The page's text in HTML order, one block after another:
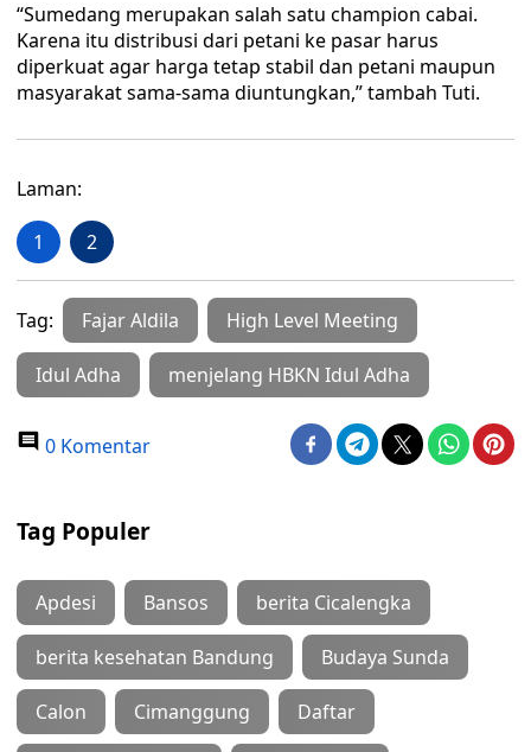
“Sumedang merupakan salah satu champion cabai.
Karena itu distribusi dari petani ke pasar harus
diperkuat agar harga tetap stabil dan petani maupun
masyarakat sama-sama diuntungkan,” tambah Tuti.
Laman:
1 2
Tag: Fajar Aldila High Level Meeting
Idul Adha menjelang HBKN Idul Adha
0 Komentar
Tag Populer
Apdesi Bansos berita Cicalengka
berita kesehatan Bandung Budaya Sunda
Calon Cimanggung Daftar